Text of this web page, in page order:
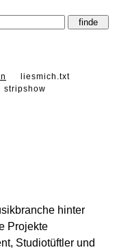
liesmich.txt
stripshow
hinter
Projekte
Studiotüftler und